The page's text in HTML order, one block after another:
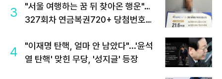
3
"서울 여행하는 꿈 뒤 찾아온 행운"…
327회차 연금복권720+ 당첨번호조
4
"이재명 탄핵, 얼마 안 남았다"...'윤석
열 탄핵' 맞힌 무당, '성지글' 등장